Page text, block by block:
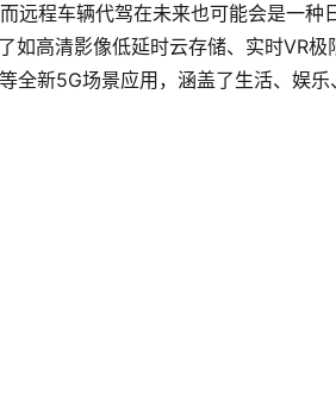
远程车辆代驾在未来也可能会是一种
如高清影像低延时云存储、实时VR极
新5G场景应用，涵盖了生活、娱乐、